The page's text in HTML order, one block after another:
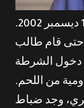
لم يتم القبض على ميفس إلا في 10 ديسمبر 2002.
حتى قام طالب
دخول الشرطة
من اللحم.
وجد ضباط